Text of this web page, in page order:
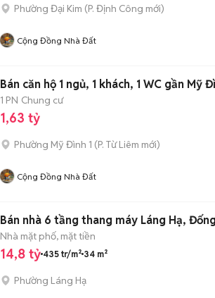
Phường Đại Kim (P. Định Công mới)
Cộng Đồng Nhà Đất
Bán căn hộ 1 ngủ, 1 khách, 1 WC gần Mỹ
1 PN Chung cư
1,63 tỷ
Phường Mỹ Đình 1 (P. Từ Liêm mới)
Cộng Đồng Nhà Đất
Bán nhà 6 tầng thang máy Láng Hạ,
Nhà mặt phố, mặt tiền
14,8 tỷ 435 tr/m² 34 m²
Phường Láng Hạ